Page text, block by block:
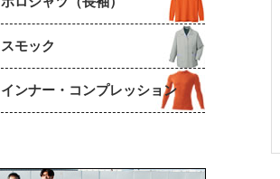
スモック
インナー・コンプレッション